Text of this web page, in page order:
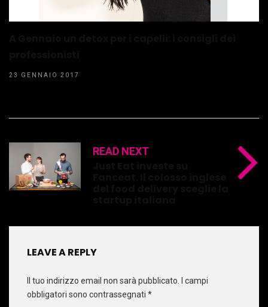
23 GENNAIO 2017
READ NEXT
LEAVE A REPLY
Il tuo indirizzo email non sarà pubblicato.
I campi
obbligatori sono contrassegnati *